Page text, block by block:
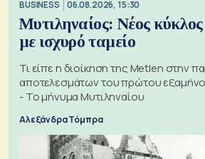
BUSINESS 06.08.2026, 15:30
Μυτιληναίος: Νέος
με ισχυρό ταμείο
Τι είπε η διοίκηση της Metlen στην
αποτελεσμάτων του πρώτου
- Το μήνυμα Μυτιληναίου
Αλεξάνδρα Τόμπρα